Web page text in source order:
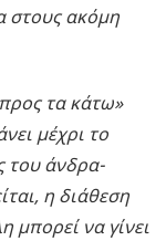
στους ακόμη
τα κάτω»
μέχρι το
του άνδρα-
η διάθεση
μπορεί να γίνει